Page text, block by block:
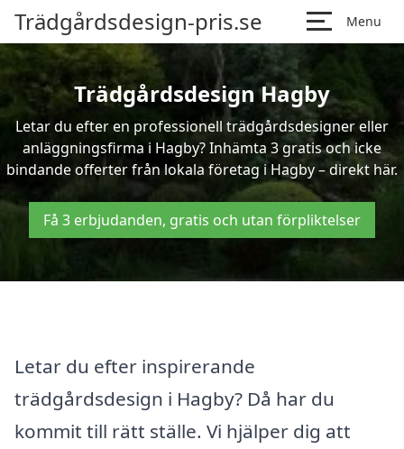
Trädgårdsdesign-pris.se Menu
Trädgårdsdesign Hagby
Letar du efter en professionell trädgårdsdesigner eller
anläggningsfirma i Hagby? Inhämta 3 gratis och icke
bindande offerter från lokala företag i Hagby – direkt här.
Få 3 erbjudanden, gratis och utan förpliktelser
Letar du efter inspirerande
trädgårdsdesign i Hagby? Då har du
kommit till rätt ställe. Vi hjälper dig att